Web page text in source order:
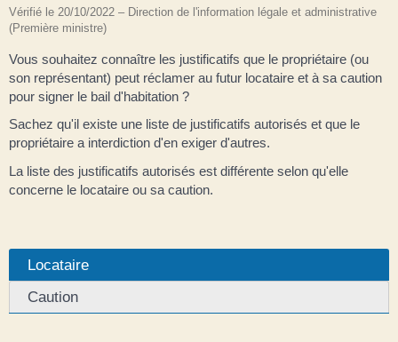
Vérifié le 20/10/2022 – Direction de l'information légale et administrative
(Première ministre)
Vous souhaitez connaître les justificatifs que le propriétaire (ou
son représentant) peut réclamer au futur locataire et à sa caution
pour signer le bail d'habitation ?
Sachez qu'il existe une liste de justificatifs autorisés et que le
propriétaire a interdiction d'en exiger d'autres.
La liste des justificatifs autorisés est différente selon qu'elle
concerne le locataire ou sa caution.
Locataire
Caution